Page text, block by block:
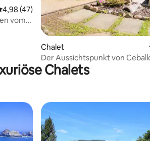
Bewertung: 4,98 von 5,
4,98 (47)
vom
Chalet
Der Aussichtspunkt von
Chalets